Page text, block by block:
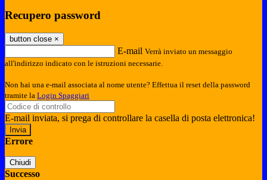
Recupero password
button close ×
E-mail Verrà inviato un messaggio
all'indirizzo indicato con le istruzioni necessarie.
Non hai una e-mail associata al nome utente? Effettua il reset della password
tramite la Login Spaggiari
E-mail inviata, si prega di controllare la casella di posta elettronica!
Errore
Chiudi
Successo